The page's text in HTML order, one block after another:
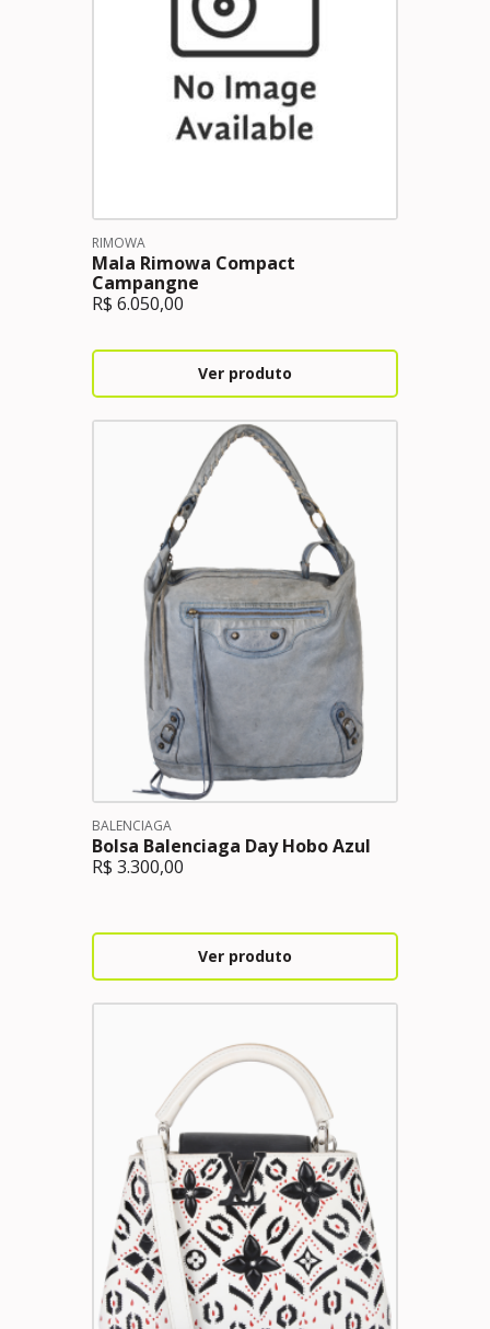
RIMOWA
Mala Rimowa Compact
Campangne
R$ 6.050,00
Ver produto
BALENCIAGA
Bolsa Balenciaga Day Hobo Azul
R$ 3.300,00
Ver produto